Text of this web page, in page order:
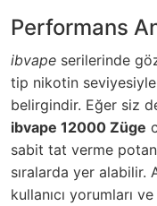
Performans
ibvape serilerinde
tip nikotin
belirgindir. Eğer siz
ibvape 12000 Züge
sabit tat verme
sıralarda yer
kullanıcı yorumları